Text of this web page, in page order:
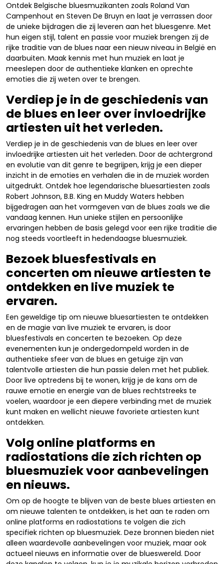
Ontdek Belgische bluesmuzikanten zoals Roland Van
Campenhout en Steven De Bruyn en laat je verrassen door
de unieke bijdragen die zij leveren aan het bluesgenre. Met
hun eigen stijl, talent en passie voor muziek brengen zij de
rijke traditie van de blues naar een nieuw niveau in België en
daarbuiten. Maak kennis met hun muziek en laat je
meeslepen door de authentieke klanken en oprechte
emoties die zij weten over te brengen.
Verdiep je in de geschiedenis van
de blues en leer over invloedrijke
artiesten uit het verleden.
Verdiep je in de geschiedenis van de blues en leer over
invloedrijke artiesten uit het verleden. Door de achtergrond
en evolutie van dit genre te begrijpen, krijg je een dieper
inzicht in de emoties en verhalen die in de muziek worden
uitgedrukt. Ontdek hoe legendarische bluesartiesten zoals
Robert Johnson, B.B. King en Muddy Waters hebben
bijgedragen aan het vormgeven van de blues zoals we die
vandaag kennen. Hun unieke stijlen en persoonlijke
ervaringen hebben de basis gelegd voor een rijke traditie die
nog steeds voortleeft in hedendaagse bluesmuziek.
Bezoek bluesfestivals en
concerten om nieuwe artiesten te
ontdekken en live muziek te
ervaren.
Een geweldige tip om nieuwe bluesartiesten te ontdekken
en de magie van live muziek te ervaren, is door
bluesfestivals en concerten te bezoeken. Op deze
evenementen kun je ondergedompeld worden in de
authentieke sfeer van de blues en getuige zijn van
talentvolle artiesten die hun passie delen met het publiek.
Door live optredens bij te wonen, krijg je de kans om de
rauwe emotie en energie van de blues rechtstreeks te
voelen, waardoor je een diepere verbinding met de muziek
kunt maken en wellicht nieuwe favoriete artiesten kunt
ontdekken.
Volg online platforms en
radiostations die zich richten op
bluesmuziek voor aanbevelingen
en nieuws.
Om op de hoogte te blijven van de beste blues artiesten en
om nieuwe talenten te ontdekken, is het aan te raden om
online platforms en radiostations te volgen die zich
specifiek richten op bluesmuziek. Deze bronnen bieden niet
alleen waardevolle aanbevelingen voor muziek, maar ook
actueel nieuws en informatie over de blueswereld. Door